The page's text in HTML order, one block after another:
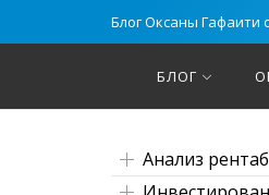
Блог Оксаны Гафаити
БЛОГ
Анализ